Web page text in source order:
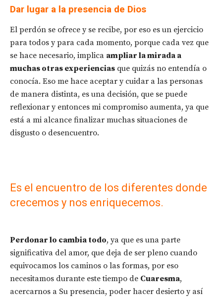
Dar lugar a la presencia de Dios
El perdón se ofrece y se recibe, por eso es un ejercicio
para todos y para cada momento, porque cada vez que
se hace necesario, implica ampliar la mirada a
muchas otras experiencias que quizás no entendía o
conocía. Eso me hace aceptar y cuidar a las personas
de manera distinta, es una decisión, que se puede
reflexionar y entonces mi compromiso aumenta, ya que
está a mi alcance finalizar muchas situaciones de
disgusto o desencuentro.
Es el encuentro de los diferentes donde
crecemos y nos enriquecemos.
Perdonar lo cambia todo, ya que es una parte
significativa del amor, que deja de ser pleno cuando
equivocamos los caminos o las formas, por eso
necesitamos durante este tiempo de Cuaresma,
acercarnos a Su presencia, poder hacer desierto y así